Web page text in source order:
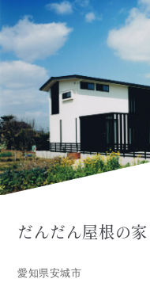
だんだん屋根の家
愛知県安城市